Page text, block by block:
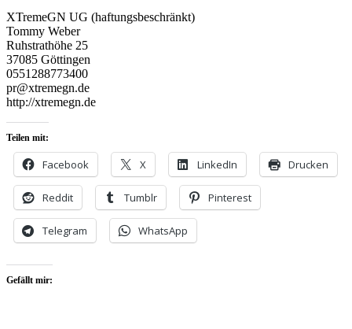
XTremeGN UG (haftungsbeschränkt)
Tommy Weber
Ruhstrathöhe 25
37085 Göttingen
0551288773400
pr@xtremegn.de
http://xtremegn.de
Teilen mit:
Facebook X LinkedIn Drucken
Reddit Tumblr Pinterest
Telegram WhatsApp
Gefällt mir: